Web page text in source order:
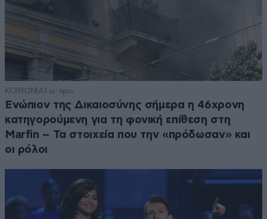
ΚΟΙΝΩΝΙΑ1 ω. πριν
Ενώπιον της Δικαιοσύνης σήμερα η 46χρονη
κατηγορούμενη για τη φονική επίθεση στη
Marfin – Τα στοιχεία που την «πρόδωσαν» και
οι ρόλοι